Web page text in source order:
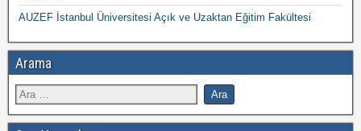
AUZEF İstanbul Üniversitesi Açık ve Uzaktan Eğitim Fakültesi
Arama